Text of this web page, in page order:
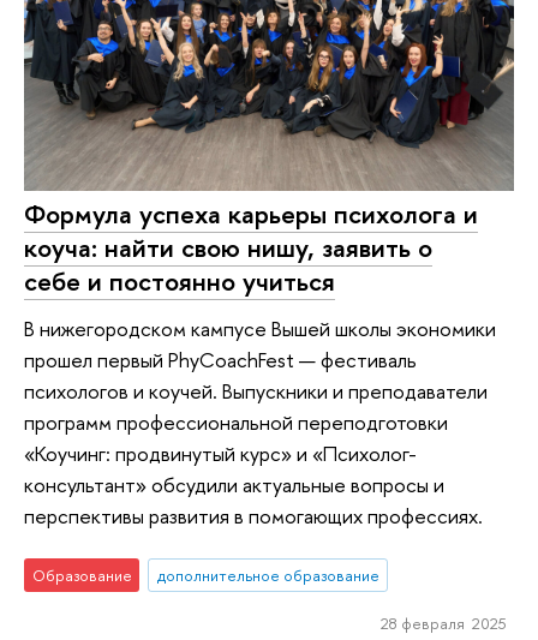
Формула успеха карьеры психолога и
коуча: найти свою нишу, заявить о
себе и постоянно учиться
В нижегородском кампусе Вышей школы экономики
прошел первый PhyCoachFest — фестиваль
психологов и коучей. Выпускники и преподаватели
программ профессиональной переподготовки
«Коучинг: продвинутый курс» и «Психолог-
консультант» обсудили актуальные вопросы и
перспективы развития в помогающих профессиях.
Образование дополнительное образование
28 февраля 2025